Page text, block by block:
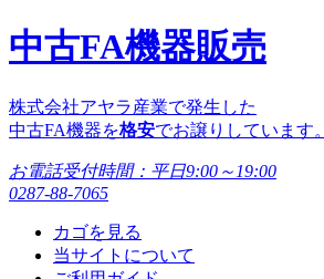
中古FA機器販売
株式会社アヤラ産業で発生した
中古FA機器を格安でお譲りしています。
お電話受付時間： 平日9:00～19:00
0287-88-7065
カゴを見る
当サイトについて